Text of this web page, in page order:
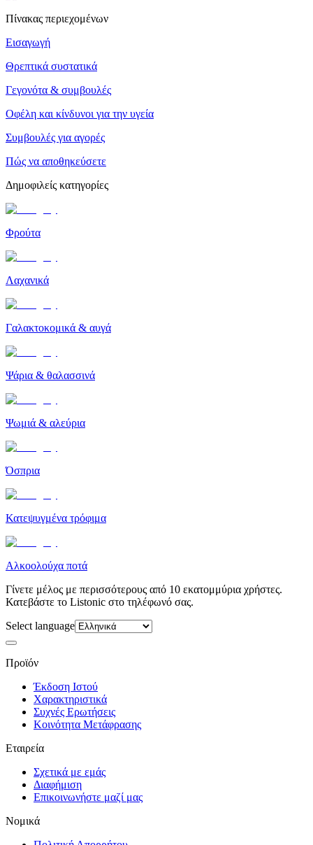
Πίνακας περιεχομένων
Εισαγωγή
Θρεπτικά συστατικά
Γεγονότα & συμβουλές
Οφέλη και κίνδυνοι για την υγεία
Συμβουλές για αγορές
Πώς να αποθηκεύσετε
Δημοφιλείς κατηγορίες
Φρούτα
Λαχανικά
Γαλακτοκομικά & αυγά
Ψάρια & θαλασσινά
Ψωμιά & αλεύρια
Όσπρια
Κατεψυγμένα τρόφιμα
Αλκοολούχα ποτά
Γίνετε μέλος με περισσότερους από 10 εκατομμύρια χρήστες.
Κατεβάστε το Listonic στο τηλέφωνό σας.
Select language
Προϊόν
Έκδοση Ιστού
Χαρακτηριστικά
Συχνές Ερωτήσεις
Κοινότητα Μετάφρασης
Εταιρεία
Σχετικά με εμάς
Διαφήμιση
Επικοινωνήστε μαζί μας
Νομικά